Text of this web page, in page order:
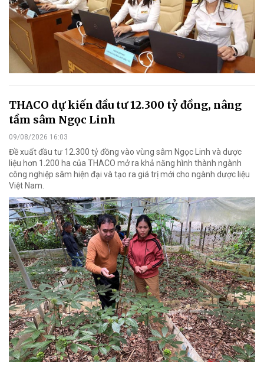
THACO dự kiến đầu tư 12.300 tỷ đồng, nâng
tầm sâm Ngọc Linh
09/08/2026 16:03
Đề xuất đầu tư 12.300 tỷ đồng vào vùng sâm Ngọc Linh và dược
liệu hơn 1.200 ha của THACO mở ra khả năng hình thành ngành
công nghiệp sâm hiện đại và tạo ra giá trị mới cho ngành dược liệu
Việt Nam.